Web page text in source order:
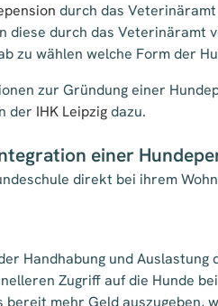
durch das
diese durch das Veterinäramt
zu wählen welche Form der
zur Gründung einer
der IHK Leipzigdazu.
einer
direkt bei ihrem
Handhabung und
Zugriff auf die Hunde
bereit mehr Geld